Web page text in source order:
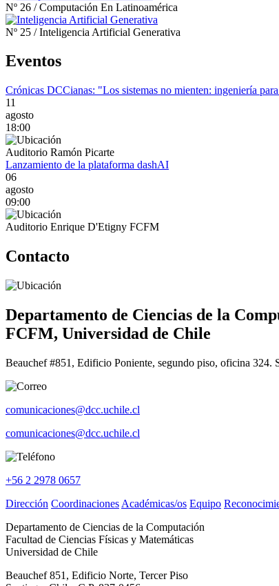
Nº 26 /Computación En Latinoamérica
Nº 25 /Inteligencia Artificial Generativa
Eventos
Crónicas DCCianas: "Los sistemas no mienten: ingeniería
11
agosto
18:00
Auditorio Ramón Picarte
Lanzamiento de la plataforma dashAI
06
agosto
09:00
Auditorio Enrique D'Etigny FCFM
Contacto
Departamento de Ciencias de la
FCFM, Universidad de Chile
Beauchef #851, Edificio Poniente, segundo piso, oficina 324.
comunicaciones@dcc.uchile.cl
comunicaciones@dcc.uchile.cl
+56 2 2978 0657
Dirección Coordinaciones Académicas/os Equipo
Departamento de Ciencias de la Computación
Facultad de Ciencias Físicas y Matemáticas
Universidad de Chile
Beauchef 851, Edificio Norte, Tercer Piso